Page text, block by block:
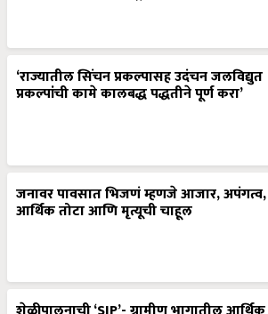
‘राज्यातील सिंचन प्रकल्पासह उदंचन जलविद्युत
प्रकल्पांची कामे कालबद्ध पद्धतीने पूर्ण करा’
जनावर पावसात भिजणं म्हणजे आजार, अपंगत्व,
आर्थिक तोटा आणि मृत्यूची चाहूल